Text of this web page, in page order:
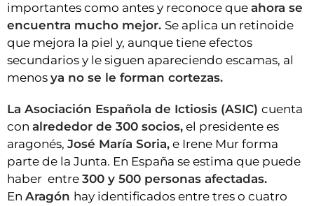
importantes como antes y reconoce que ahora se
encuentra mucho mejor. Se aplica un retinoide
que mejora la piel y, aunque tiene efectos
secundarios y le siguen apareciendo escamas, al
menos ya no se le forman cortezas.
La Asociación Española de Ictiosis (ASIC) cuenta
con alrededor de 300 socios, el presidente es
aragonés, José María Soria, e Irene Mur forma
parte de la Junta. En España se estima que puede
haber entre 300 y 500 personas afectadas.
En Aragón hay identificados entre tres o cuatro